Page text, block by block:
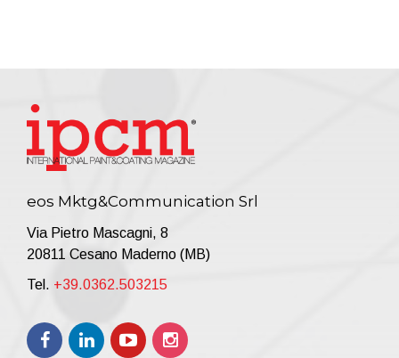
eos Mktg&Communication Srl
Via Pietro Mascagni, 8
20811 Cesano Maderno (MB)
Tel. +39.0362.503215